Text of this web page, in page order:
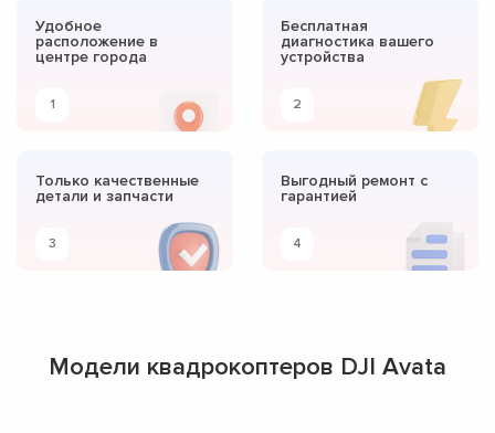
Удобное
расположение в
центре города
1
Бесплатная
диагностика вашего
устройства
2
Только качественные
детали и запчасти
3
Выгодный ремонт с
гарантией
4
Модели квадрокоптеров DJI Avata